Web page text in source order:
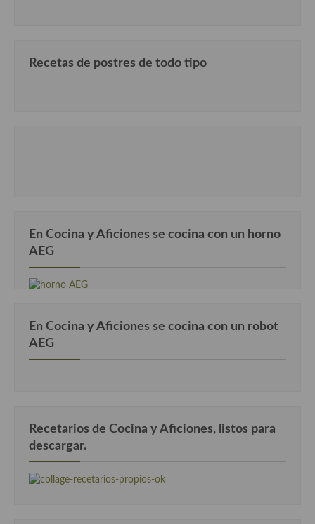
Recetas de postres de todo tipo
En Cocina y Aficiones se cocina con un horno
AEG
En Cocina y Aficiones se cocina con un robot
AEG
Recetarios de Cocina y Aficiones, listos para
descargar.